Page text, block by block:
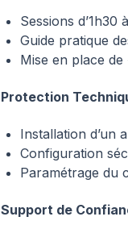
Sessions
Guide pratique
Mise en place
Protection
Installation d’un
Configuration
Paramétrage du
Support de